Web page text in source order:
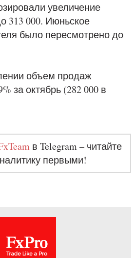
увеличение
313 000. Июньское
было пересмотрено до
объем продаж
за октябрь (282 000 в
в Telegram – читайте
первыми!